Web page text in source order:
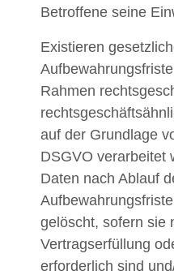
Betroffene seine
Existieren
Rahmen
auf der Grundlage
DSGVO verarbeitet
Daten nach Ablauf
gelöscht, sofern sie
Vertragserfüllung
erforderlich sind